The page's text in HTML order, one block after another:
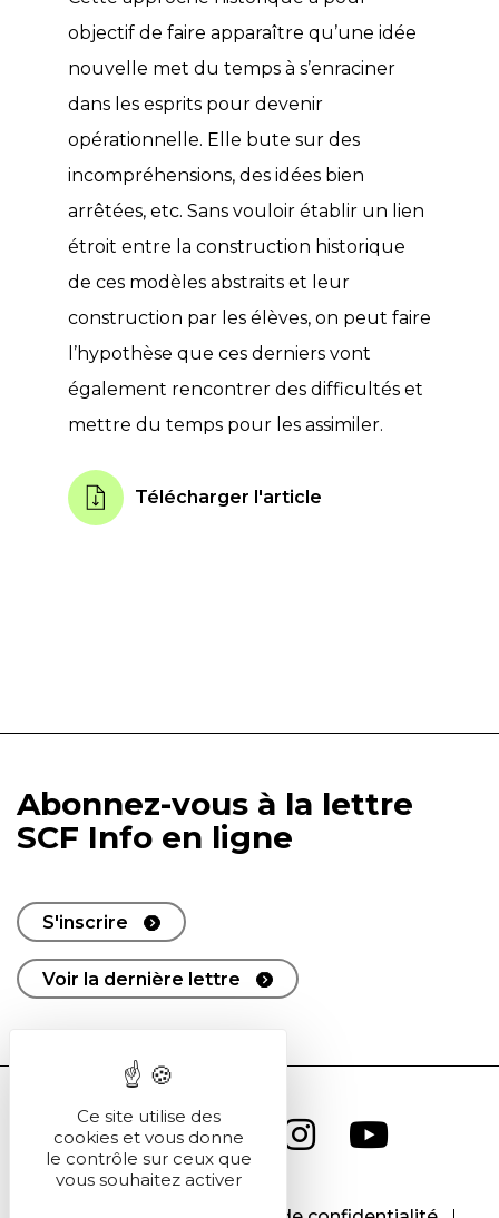
objectif de faire apparaître qu’une idée
nouvelle met du temps à s’enraciner
dans les esprits pour devenir
opérationnelle. Elle bute sur des
incompréhensions, des idées bien
arrêtées, etc. Sans vouloir établir un lien
étroit entre la construction historique
de ces modèles abstraits et leur
construction par les élèves, on peut faire
l’hypothèse que ces derniers vont
également rencontrer des difficultés et
mettre du temps pour les assimiler.
Télécharger l'article
Abonnez-vous à la lettre
SCF Info en ligne
S'inscrire
Voir la dernière lettre
Ce site utilise des
cookies et vous donne
le contrôle sur ceux que
vous souhaitez activer